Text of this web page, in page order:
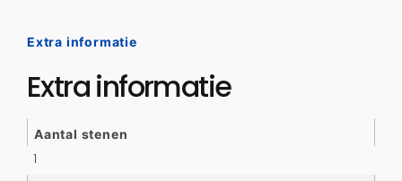
Extra informatie
Extra informatie
Aantal stenen
1